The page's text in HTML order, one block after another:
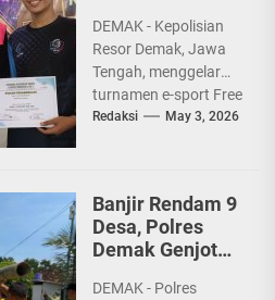
Pelajar
DEMAK - Kepolisian
Resor Demak, Jawa
Tengah, menggelar
turnamen e-sport Free
Fire bertajuk Kapolres
Redaksi May 3, 2026
Banjir Rendam 9
Desa, Polres
Demak Genjot
Pascabencana
DEMAK - Polres